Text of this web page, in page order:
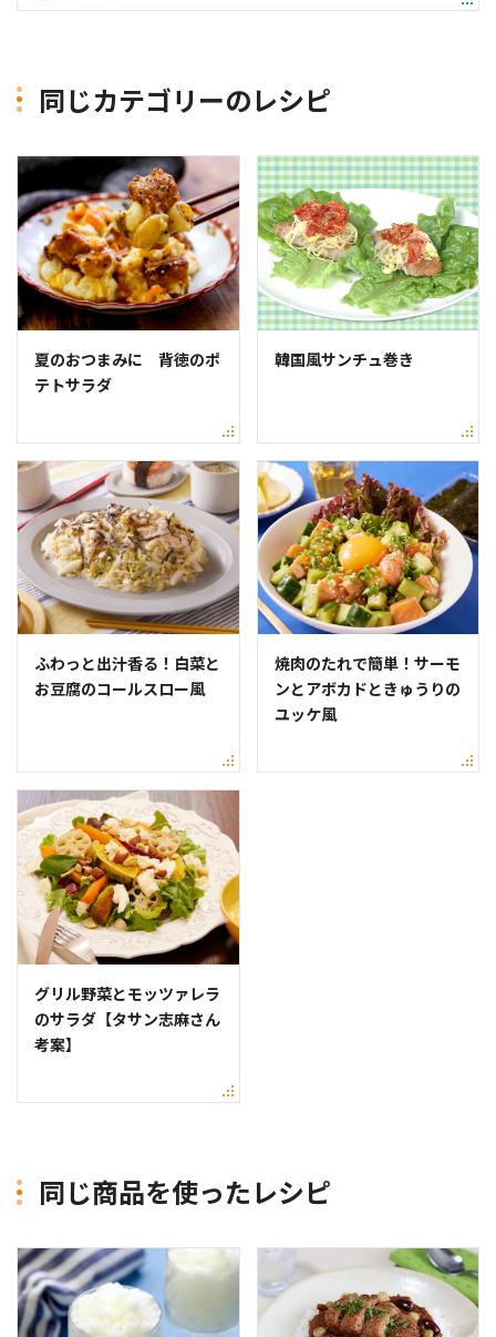
同じカテゴリーのレシピ
夏のおつまみに 背徳のポ
テトサラダ
韓国風サンチュ巻き
ふわっと出汁香る！白菜と
お豆腐のコールスロー風
焼肉のたれで簡単！サーモ
ンとアボカドときゅうりの
ユッケ風
グリル野菜とモッツァレラ
のサラダ【タサン志麻さん
考案】
同じ商品を使ったレシピ